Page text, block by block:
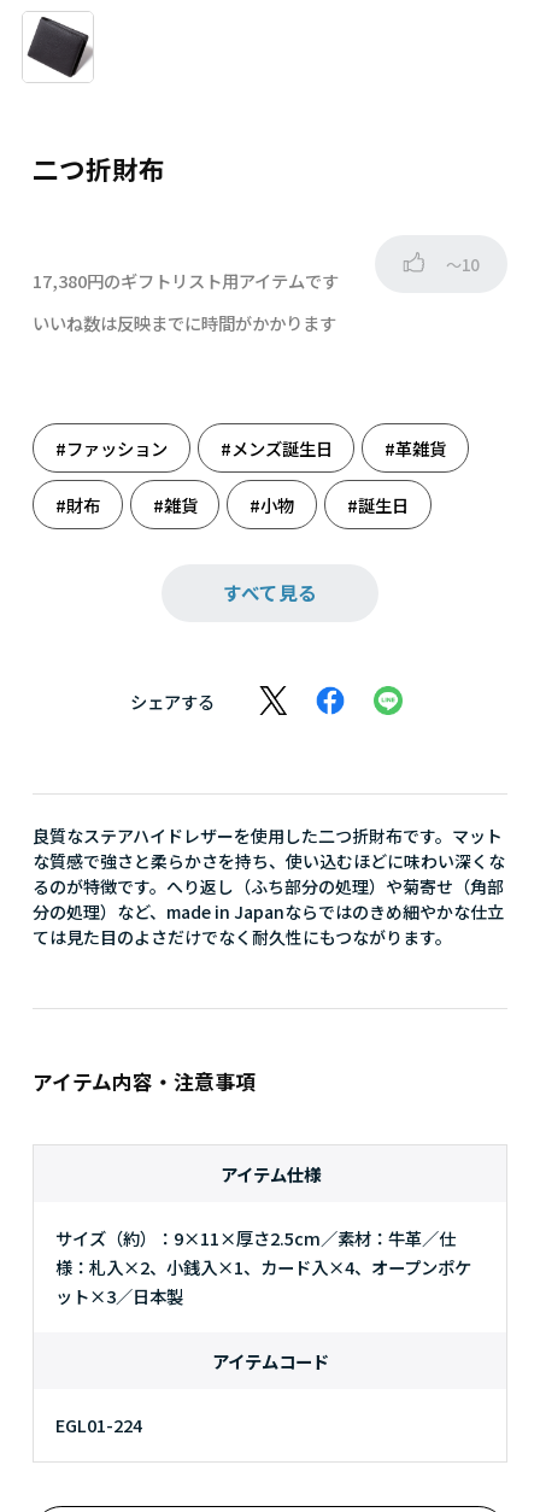
二つ折財布
17,380円のギフトリスト用アイテムです
～10
いいね数は反映までに時間がかかります
#ファッション #メンズ誕生日 #革雑貨
#財布 #雑貨 #小物 #誕生日
すべて見る
シェアする
良質なステアハイドレザーを使用した二つ折財布です。マット
な質感で強さと柔らかさを持ち、使い込むほどに味わい深くな
るのが特徴です。へり返し（ふち部分の処理）や菊寄せ（角部
分の処理）など、made in Japanならではのきめ細やかな仕立
ては見た目のよさだけでなく耐久性にもつながります。
アイテム内容・注意事項
アイテム仕様
サイズ（約）：9×11×厚さ2.5cm／素材：牛革／仕
様：札入×2、小銭入×1、カード入×4、オープンポケ
ット×3／日本製
アイテムコード
EGL01-224